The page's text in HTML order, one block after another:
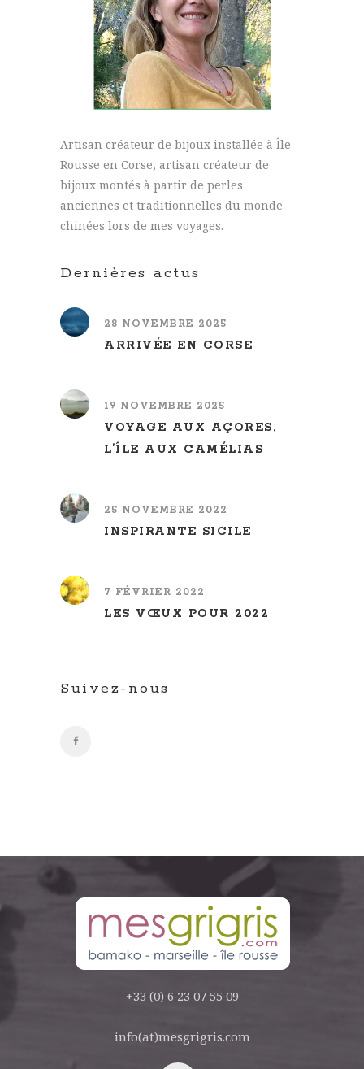
Artisan créateur de bijoux installée à Île
Rousse en Corse, artisan créateur de
bijoux montés à partir de perles
anciennes et traditionnelles du monde
chinées lors de mes voyages.
Dernières actus
28 NOVEMBRE 2025
ARRIVÉE EN CORSE
19 NOVEMBRE 2025
VOYAGE AUX AÇORES,
L’ÎLE AUX CAMÉLIAS
25 NOVEMBRE 2022
INSPIRANTE SICILE
7 FÉVRIER 2022
LES VŒUX POUR 2022
Suivez-nous
+33 (0) 6 23 07 55 09
info(at)mesgrigris.com